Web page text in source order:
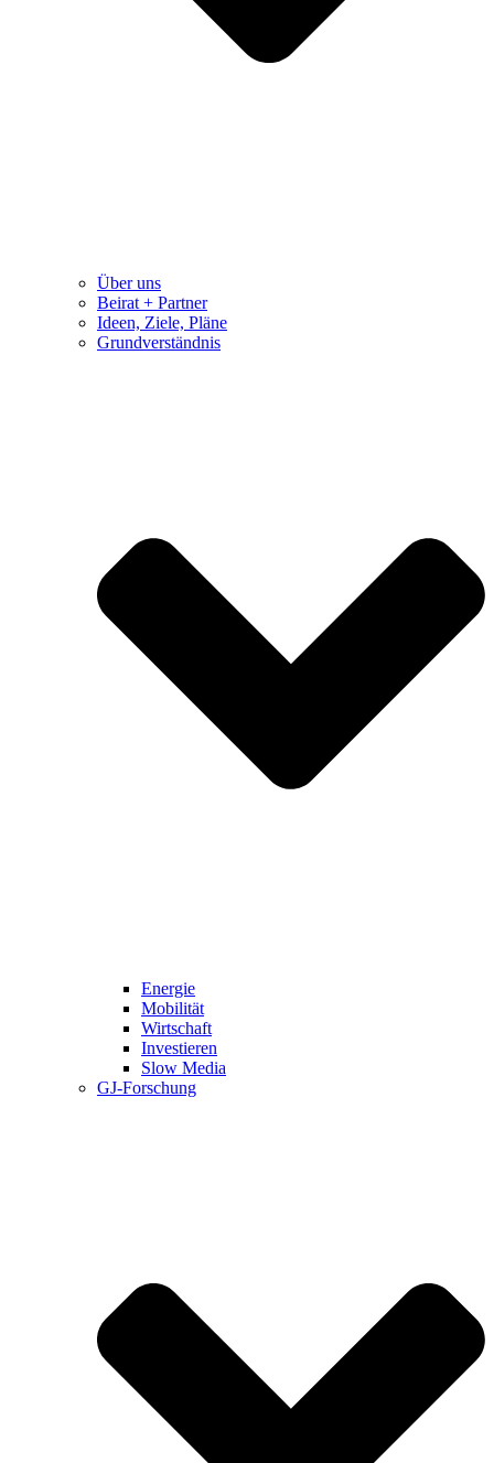
Über uns
Beirat + Partner
Ideen, Ziele, Pläne
Grundverständnis
Energie
Mobilität
Wirtschaft
Investieren
Slow Media
GJ-Forschung